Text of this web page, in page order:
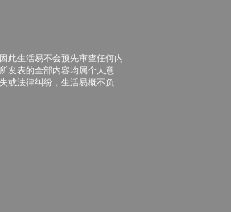
此生活易不会预先审查任何内
发表的全部内容均属个人意
或法律纠纷，生活易概不负